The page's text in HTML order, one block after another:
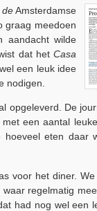
deAmsterdamse
graag meedoen
aandacht wilde
dat hetCasa
een leuk idee
nodigen.
opgeleverd. De
een aantal
eten daar
voor het diner.
regelmatig
had nog wel een